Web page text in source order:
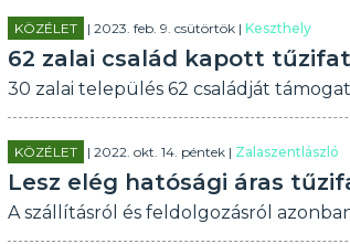
KÖZÉLET | 2023. feb. 9. csütörtök | Keszthely
62 zalai család kapott
30 zalai település 62 családját
KÖZÉLET | 2022. okt. 14. péntek | Zalaszentlászló
Lesz elég hatósági áras
A szállításról és feldolgozásról